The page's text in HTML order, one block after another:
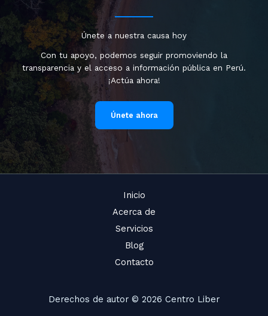
Únete a nuestra causa hoy
Con tu apoyo, podemos seguir promoviendo la
transparencia y el acceso a información pública en Perú.
¡Actúa ahora!
Únete ahora
Inicio
Acerca de
Servicios
Blog
Contacto
Derechos de autor © 2026 Centro Liber